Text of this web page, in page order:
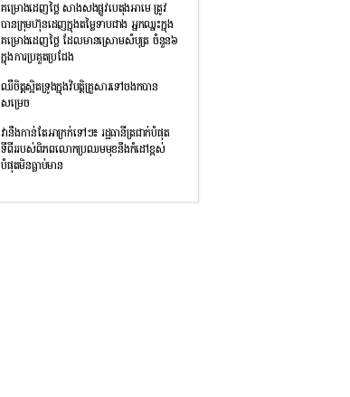
គម្រោងដេញថ្លៃ សាងសងផ្លូវបេតុងអាមេ ត្រូវ
បានក្រុមហ៊ុនដេញក្នុងតម្លៃទាបជាង អ្នកឈ្នះក្នុង
គម្រោងដេញថ្លៃ ដែលមានស្រោមសំបុត្រ ចំនួន៦
ក្នុងការប្រគួតប្រជែង
ឈឺចិត្តស្អិតទ្រូងក្នុងវិបត្តិគ្រួសារទៅចងកបាន
សម្រេច
វានឹងកាន់តែអាក្រក់ទៅៗ៖ រដ្ឋធានីត្រជាក់បំផុត
ទីពីររបស់ពិភពលោកប្រឈមមុខនឹងកំដៅខ្ពស់
បំផុតមិនធ្លាប់មាន